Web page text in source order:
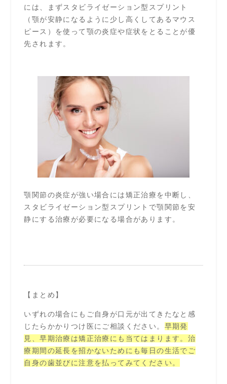
には、まずスタビライゼーション型スプリント
（顎が安静になるように少し高くしてあるマウス
ピース）を使って顎の炎症や症状をとることが優
先されます。
顎関節の炎症が強い場合には矯正治療を中断し、
スタビライゼーション型スプリントで顎関節を安
静にする治療が必要になる場合があります。
【まとめ】
いずれの場合にもご自身が口元が出てきたなと感
じたらかかりつけ医にご相談ください。 早期発
見、早期治療は矯正治療にも当てはまります。治
療期間の延長を招かないためにも毎日の生活でご
自身の歯並びに注意を払ってみてください。